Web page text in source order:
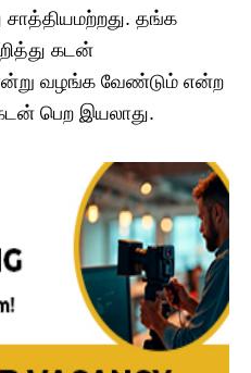
தங்க
கடன்
வழங்க வேண்டும் என்ற
பெற இயலாது.